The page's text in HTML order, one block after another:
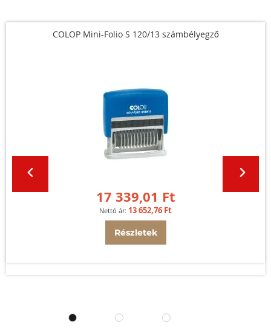
COLOP Mini-Folio S 120/13 számbélyegző
17 339,01 Ft
13 652,76 Ft
Részletek